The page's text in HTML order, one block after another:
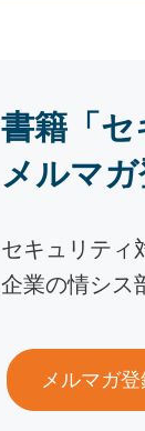
書籍「セ
メルマ
セキュリティ
企業の情シス
メルマガ